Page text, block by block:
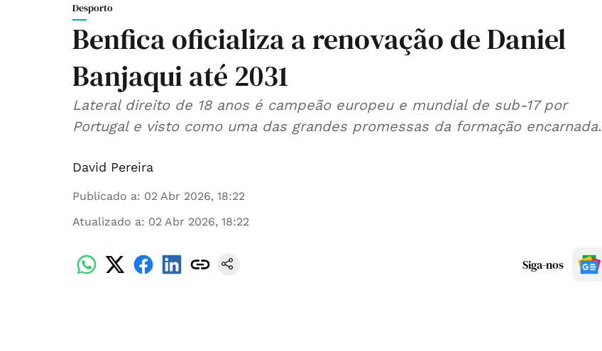
Desporto
Benfica oficializa a renovação de Daniel
Banjaqui até 2031
Lateral direito de 18 anos é campeão europeu e mundial de sub-17 por
Portugal e visto como uma das grandes promessas da formação encarnada.
David Pereira
Publicado a: 02 Abr 2026, 18:22
Atualizado a: 02 Abr 2026, 18:22
Siga-nos